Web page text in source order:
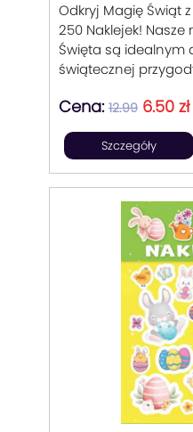
Odkryj Magię Świąt
250 Naklejek!
Święta są idealnym
świątecznej
Cena: 12.99 6.50 zł
Szczegóły